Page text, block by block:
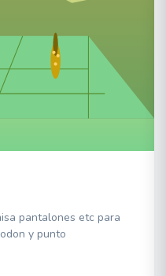
pantalones etc para
y punto